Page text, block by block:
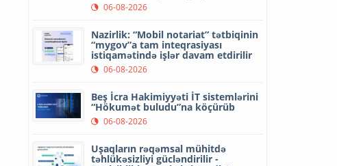
06-08-2026
Nazirlik: “Mobil notariat” tətbiqinin
“mygov”a tam inteqrasiyası
istiqamətində işlər davam etdirilir
06-08-2026
Beş İcra Hakimiyyəti İT sistemlərini
“Hökumət buludu”na köçürüb
06-08-2026
Uşaqların rəqəmsal mühitdə
təhlükəsizliyi gücləndirilir -